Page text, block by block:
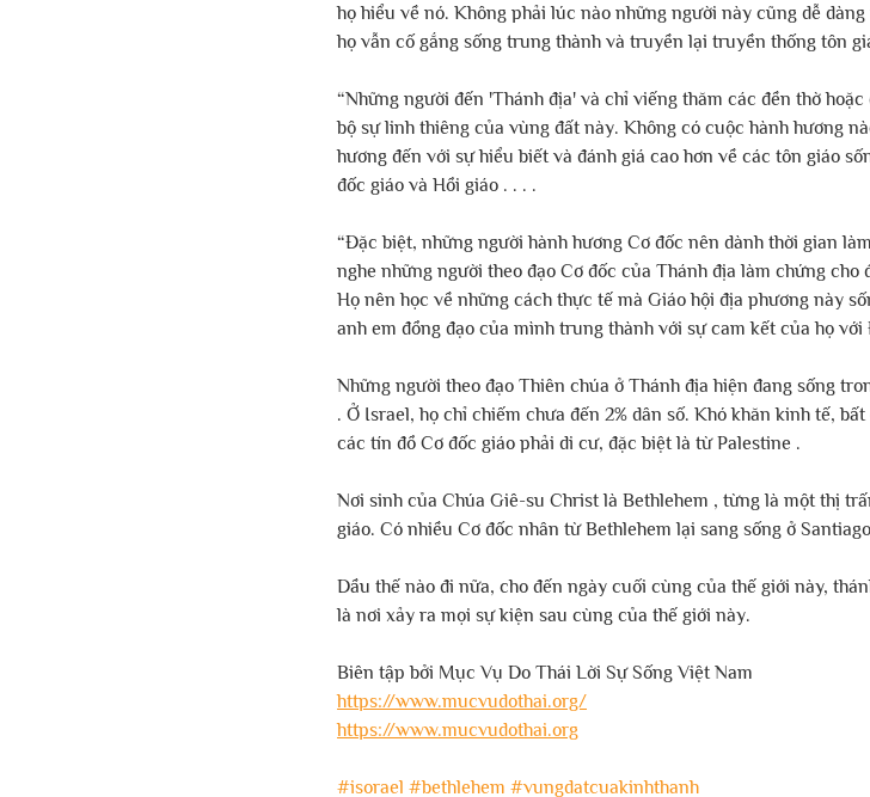
họ hiểu về nó. Không phải lúc nào những người này cũng dễ
họ vẫn cố gắng sống trung thành và truyền lại truyền thống tôn
“Những người đến 'Thánh địa' và chỉ viếng thăm các đền thờ
bộ sự linh thiêng của vùng đất này. Không có cuộc hành hương
hương đến với sự hiểu biết và đánh giá cao hơn về các tôn giáo
đốc giáo và Hồi giáo . . . .
“Đặc biệt, những người hành hương Cơ đốc nên dành thời gian
nghe những người theo đạo Cơ đốc của Thánh địa làm chứng
Họ nên học về những cách thực tế mà Giáo hội địa phương này
anh em đồng đạo của mình trung thành với sự cam kết của họ với
Những người theo đạo Thiên chúa ở Thánh địa hiện đang sống
. Ở Israel, họ chỉ chiếm chưa đến 2% dân số. Khó khăn kinh tế,
các tín đồ Cơ đốc giáo phải di cư, đặc biệt là từ Palestine .
Nơi sinh của Chúa Giê-su Christ là Bethlehem , từng là một thị
giáo. Có nhiều Cơ đốc nhân từ Bethlehem lại sang sống ở
Dầu thế nào đi nữa, cho đến ngày cuối cùng của thế giới này,
là nơi xảy ra mọi sự kiện sau cùng của thế giới này.
Biên tập bởi Mục Vụ Do Thái Lời Sự Sống Việt Nam
https://www.mucvudothai.org/
https://www.mucvudothai.org
#isorael #bethlehem #vungdatcuakinhthanh